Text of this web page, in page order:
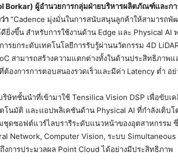
Borkar) ผู้อำนวยการกลุ่มฝ่ายบริหารผลิตภัณฑ์และก
า “Cadence มุ่งมั่นในการสนับสนุนลูกค้าให้สามารถ
ยิ่งขึ้น สำหรับการใช้งานด้าน Edge และ Physical AI
ารยกระดับเทคโนโลยีการรับรู้ผ่านนวัตกรรม 4D
สามารถสร้างความแตกต่างทั้งในด้านประสิทธิภาพ
องการการตอบสนองรวดเร็วและมีค่า Latency ต่ำ อย่
ริษัทชั้นนำที่เข้ามาใช้ Tensilica Vision DSP เพื่อขับ
โนมัติ และแอปพลิเคชันด้าน Physical AI ที่กำลังเติบโ
ชุดซอฟต์แวร์ไลบรารีระดับแนวหน้าของอุตสาหกรรม
Network, Computer Vision, ระบบ
งการประมวลผล Point Cloud ได้อย่างมีประสิทธิภาพ